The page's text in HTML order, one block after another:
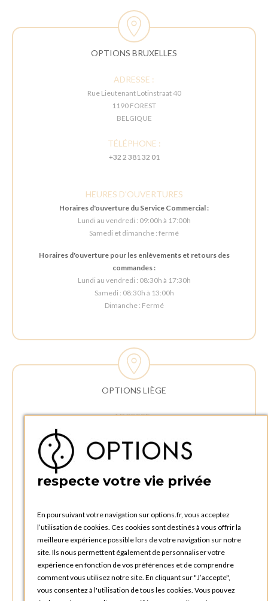
OPTIONS BRUXELLES
ADRESSE :
Rue Lieutenant Lotinstraat 40
1190 FOREST
BELGIQUE
TÉLÉPHONE :
+32 2 381 32 01
HEURES D'OUVERTURES
Horaires d'ouverture du Service Commercial :
Lundi au vendredi : 09:00h à 17:00h
Samedi et dimanche : fermé
Horaires d'ouverture pour les enlèvements et retours des
commandes :
Lundi au vendredi : 08:30h à 17:30h
Samedi : 08:30h à 13:00h
Dimanche : Fermé
OPTIONS LIÈGE
ADRESSE :
4340 AWANS (Othée)
BELGIQUE
TÉLÉPHONE :
HEURES D'OUVERTURES
Horaires d'ouverture du Service Commercial :
Lundi au vendredi : 09:00h à 17:00h
Samedi et dimanche : Fermé
Horaires d'ouverture pour les enlèvements et retours des
respecte votre vie privée
En poursuivant votre navigation sur options.fr, vous acceptez
l’utilisation de cookies. Ces cookies sont destinés à vous offrir la
meilleure expérience possible lors de votre navigation sur notre
site. Ils nous permettent également de personnaliser votre
expérience en fonction de vos préférences et de comprendre
comment vous utilisez notre site. En cliquant sur "J’accepte",
vous consentez à l'utilisation de tous les cookies. Vous pouvez